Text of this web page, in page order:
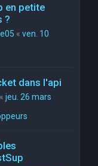
en petite
?
« ven. 10
dans l'api
« jeu. 26 mars